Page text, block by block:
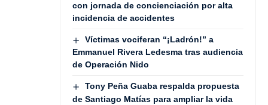
con jornada de concienciación por alta
incidencia de accidentes
Víctimas vociferan “¡Ladrón!” a
Emmanuel Rivera Ledesma tras audiencia
de Operación Nido
Tony Peña Guaba respalda propuesta
de Santiago Matías para ampliar la vida